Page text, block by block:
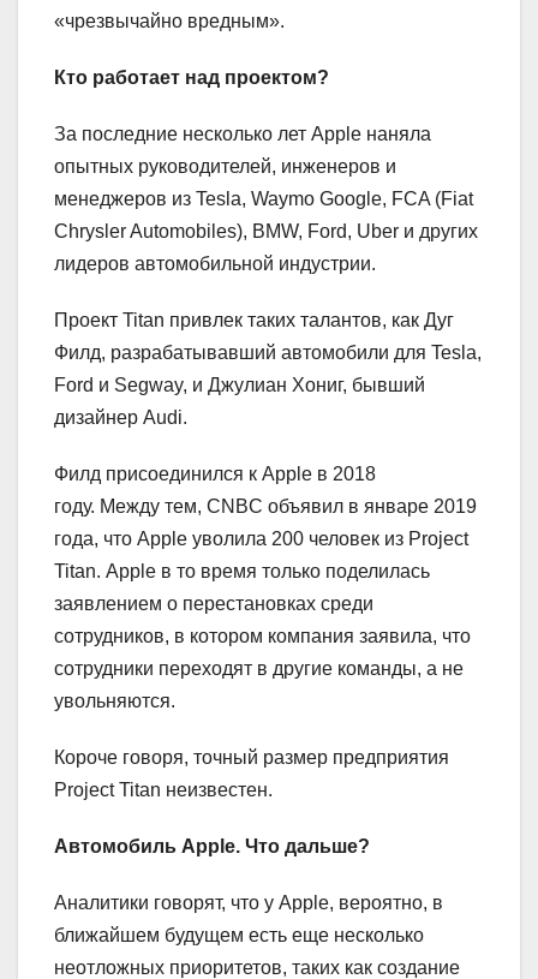
«чрезвычайно вредным».
Кто работает над проектом?
За последние несколько лет Apple наняла
опытных руководителей, инженеров и
менеджеров из Tesla, Waymo Google, FCA (Fiat
Chrysler Automobiles), BMW, Ford, Uber и других
лидеров автомобильной индустрии.
Проект Titan привлек таких талантов, как Дуг
Филд, разрабатывавший автомобили для Tesla,
Ford и Segway, и Джулиан Хониг, бывший
дизайнер Audi.
Филд присоединился к Apple в 2018
году. Между тем, CNBC объявил в январе 2019
года, что Apple уволила 200 человек из Project
Titan. Apple в то время только поделилась
заявлением о перестановках среди
сотрудников, в котором компания заявила, что
сотрудники переходят в другие команды, а не
увольняются.
Короче говоря, точный размер предприятия
Project Titan неизвестен.
Автомобиль Apple. Что дальше?
Аналитики говорят, что у Apple, вероятно, в
ближайшем будущем есть еще несколько
неотложных приоритетов, таких как создание